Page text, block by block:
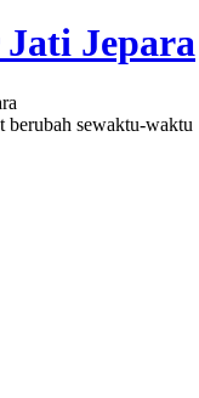
Jepara
berubah sewaktu-waktu